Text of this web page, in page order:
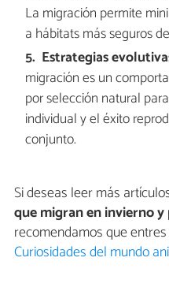
La migración permite
a hábitats más seguros
Estrategias
migración es un
por selección natural
individual y el éxito
conjunto.
Si deseas leer más
que migran en invierno
recomendamos que
Curiosidades del mundo